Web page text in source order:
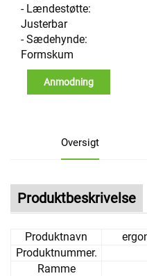
- Lændestøtte:
Justerbar
- Sædehynde:
Formskum
Anmodning
Oversigt
Produktbeskrivelse
Produktnavn
Produktnummer.
Ramme